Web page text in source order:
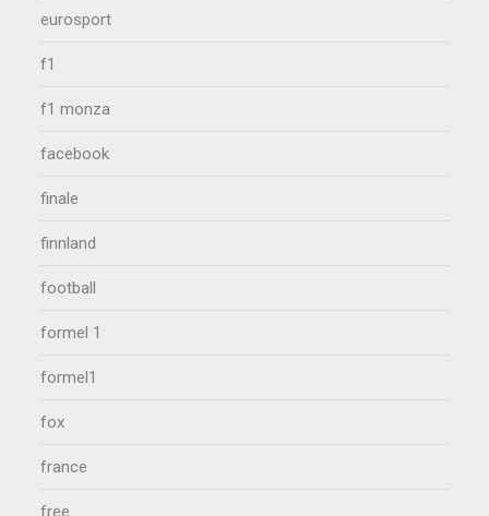
eurosport
f1
f1 monza
facebook
finale
finnland
football
formel 1
formel1
fox
france
free